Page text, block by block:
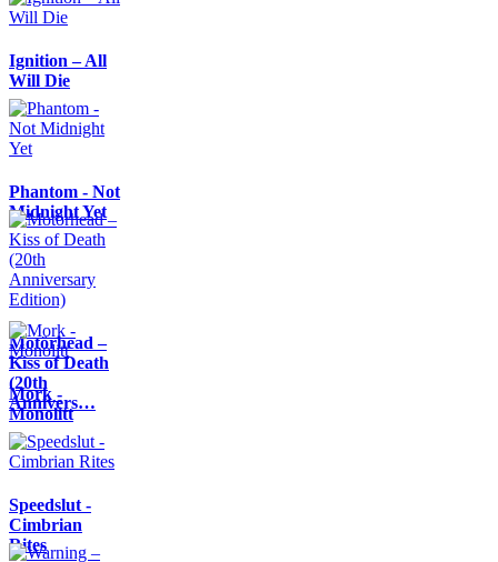
Ignition – All
Will Die
Phantom - Not
Midnight Yet
Motörhead –
Kiss of Death
(20th
Annivers…
Mork -
Monolitt
Speedslut -
Cimbrian
Rites